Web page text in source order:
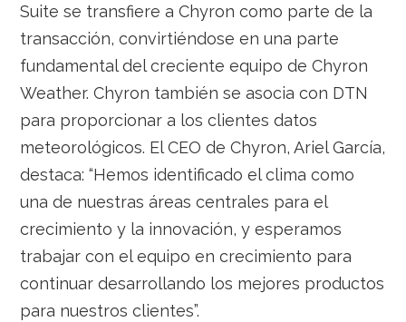
Suite se transfiere a Chyron como parte de la
transacción, convirtiéndose en una parte
fundamental del creciente equipo de Chyron
Weather. Chyron también se asocia con DTN
para proporcionar a los clientes datos
meteorológicos. El CEO de Chyron, Ariel García,
destaca: “Hemos identificado el clima como
una de nuestras áreas centrales para el
crecimiento y la innovación, y esperamos
trabajar con el equipo en crecimiento para
continuar desarrollando los mejores productos
para nuestros clientes”.